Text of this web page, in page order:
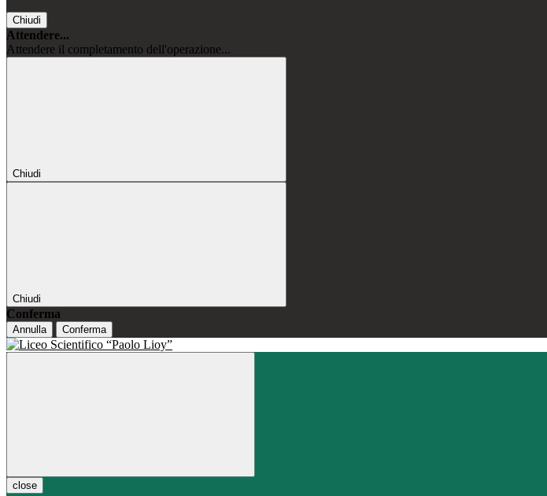
Chiudi
Attendere...
Attendere il completamento dell'operazione...
Chiudi
Chiudi
Conferma
Annulla Conferma
close